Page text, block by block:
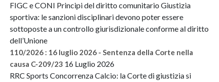
FIGC e CONI Principi del diritto comunitario Giustizia
sportiva: le sanzioni disciplinari devono poter essere
sottoposte a un controllo giurisdizionale conforme al diritto
dell’Unione
110/2026 : 16 luglio 2026 - Sentenza della Corte nella
causa C-209/23 16 Luglio 2026
RRC Sports Concorrenza Calcio: la Corte di giustizia si